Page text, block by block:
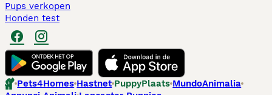
Pups verkopen
Honden test
Pets4Homes Hastnet PuppyPlaats MundoAnimalia